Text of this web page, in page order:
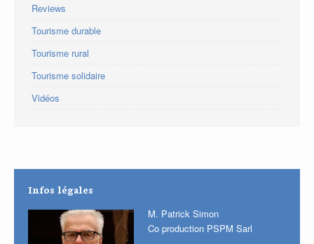
Reviews
Tourisme durable
Tourisme rural
Tourisme solidaire
Vidéos
Infos légales
M. Patrick Simon
Co production PSPM Sarl